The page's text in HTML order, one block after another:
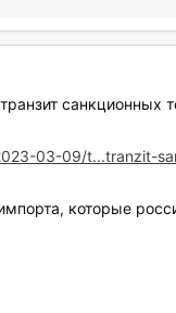
санкционных
03-09/t...tranzit-
которые